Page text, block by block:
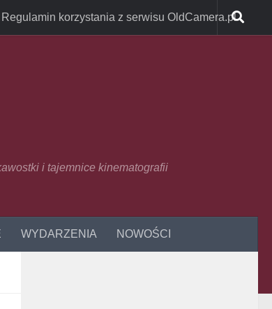
Regulamin korzystania z serwisu OldCamera.pl
i tajemnice kinematografii
WYDARZENIA NOWOŚCI